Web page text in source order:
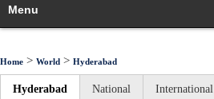
Menu
Home > World > Hyderabad
Hyderabad National International